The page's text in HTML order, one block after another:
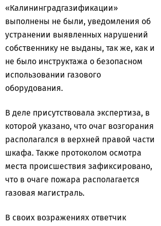
«Калининградгазификации»
выполнены не были, уведомления об
устранении выявленных нарушений
собственнику не выданы, так же, как и
не было инструктажа о безопасном
использовании газового
оборудования.
В деле присутствовала экспертиза, в
которой указано, что очаг возгорания
располагался в верхней правой части
шкафа. Также протоколом осмотра
места происшествия зафиксировано,
что в очаге пожара располагается
газовая магистраль.
В своих возражениях ответчик